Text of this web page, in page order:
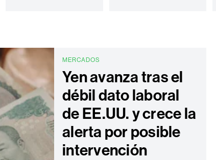
MERCADOS
Yen avanza tras el
débil dato laboral
de EE.UU. y crece la
alerta por posible
intervención